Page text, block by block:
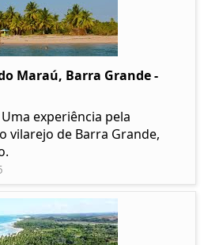
Maraú, Barra Grande -
experiência pela
vilarejo de Barra Grande,